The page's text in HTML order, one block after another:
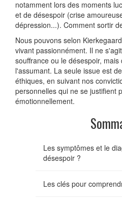
notamment lors des moments
et de désespoir (crise
dépression...). Comment sortir
Nous pouvons selon
vivant passionnément. Il ne
souffrance ou le désespoir,
l'assumant. La seule issue est
éthiques, en suivant nos
personnelles qui ne se justifient
émotionnellement.
Les symptômes et le
désespoir ?
Les clés pour